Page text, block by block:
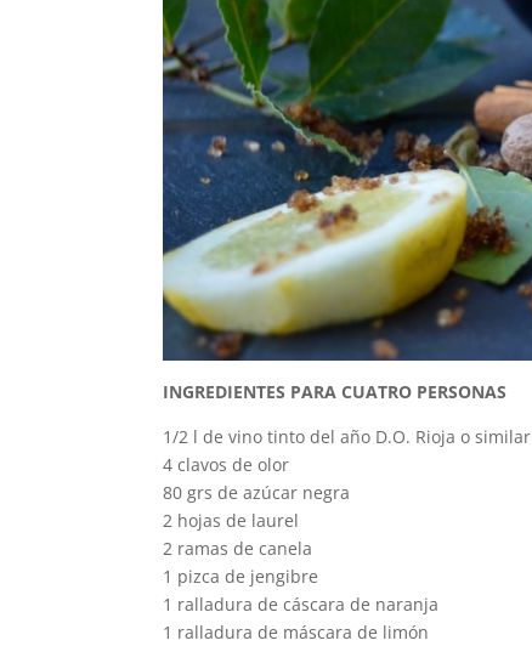
INGREDIENTES PARA CUATRO PERSONAS
1/2 l de vino tinto del año D.O. Rioja o similar
4 clavos de olor
80 grs de azúcar negra
2 hojas de laurel
2 ramas de canela
1 pizca de jengibre
1 ralladura de cáscara de naranja
1 ralladura de máscara de limón